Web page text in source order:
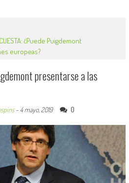
¿Puede Puigdemont
europeas?
presentarse a las
- 4 mayo, 2019 0